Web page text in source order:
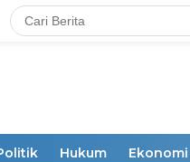
Hukum Ekonomi